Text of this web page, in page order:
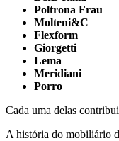
Poltrona Frau
Molteni&C
Flexform
Giorgetti
Lema
Meridiani
Porro
Cada uma delas
A história do mobiliário